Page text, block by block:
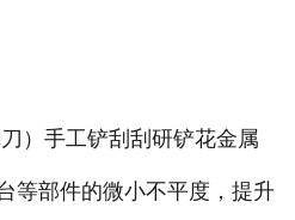
）手工铲刮刮研铲花金属
等部件的微小不平度，提升